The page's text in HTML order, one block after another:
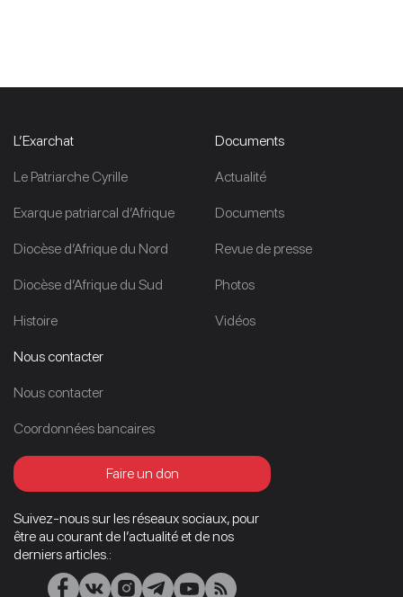
L’Exarchat
Le Patriarche Cyrille
Exarque patriarcal d’Afrique
Diocèse d’Afrique du Nord
Diocèse d’Afrique du Sud
Histoire
Documents
Actualité
Documents
Revue de presse
Photos
Vidéos
Nous contacter
Nous contacter
Coordonnées bancaires
Faire un don
Suivez-nous sur les réseaux sociaux, pour
être au courant de l’actualité et de nos
derniers articles.: